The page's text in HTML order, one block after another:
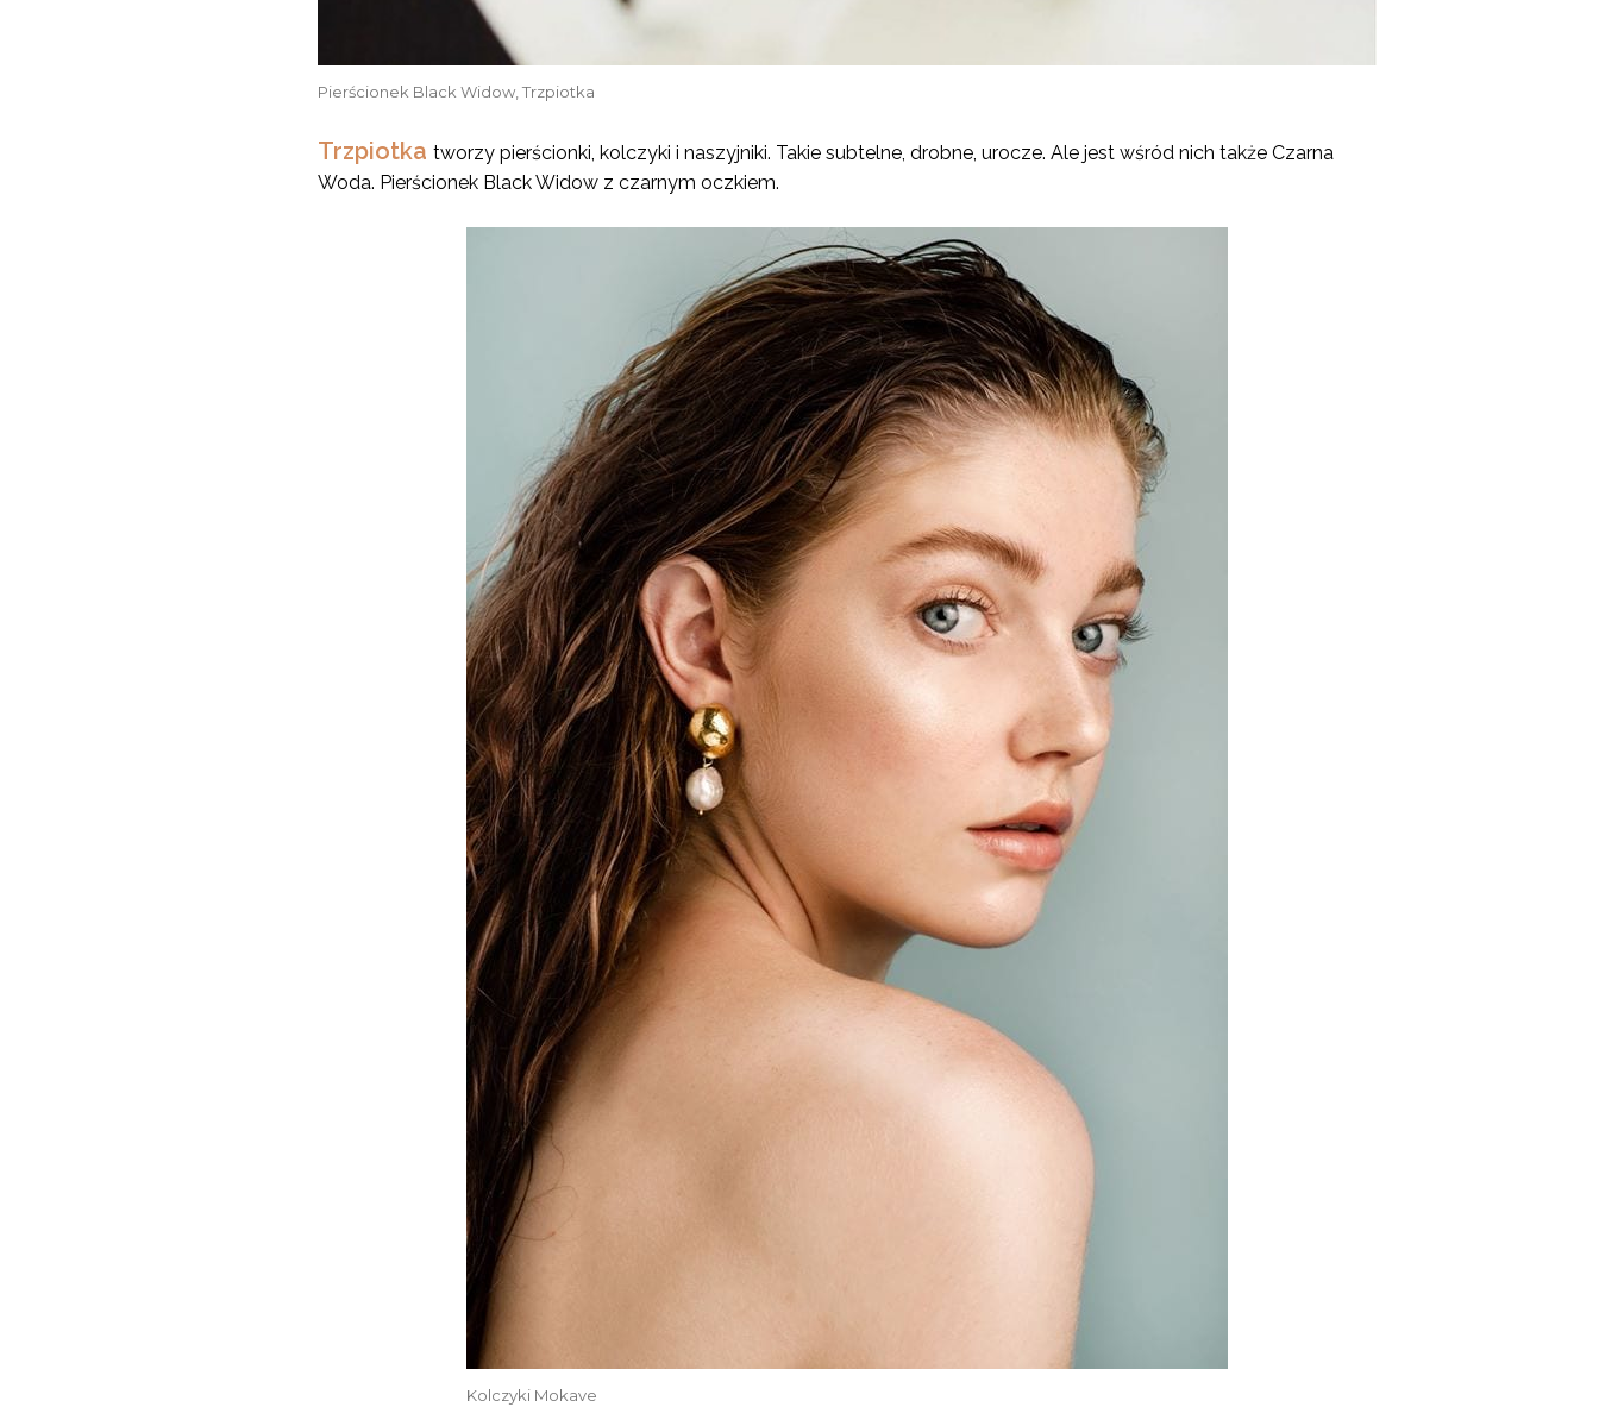
Pierścionek Black Widow, Trzpiotka
Trzpiotka tworzy pierścionki, kolczyki i naszyjniki. Takie subtelne, drobne, urocze. Ale jest wśród nich także Czarna
Woda. Pierścionek Black Widow z czarnym oczkiem.
Kolczyki Mokave